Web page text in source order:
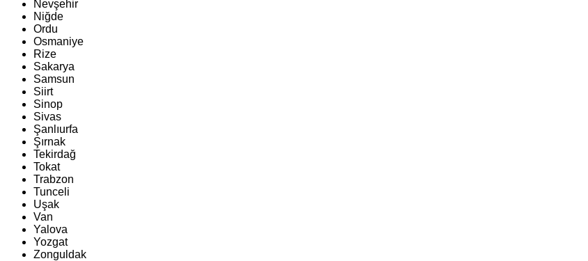
Nevşehir
Niğde
Ordu
Osmaniye
Rize
Sakarya
Samsun
Siirt
Sinop
Sivas
Şanlıurfa
Şırnak
Tekirdağ
Tokat
Trabzon
Tunceli
Uşak
Van
Yalova
Yozgat
Zonguldak